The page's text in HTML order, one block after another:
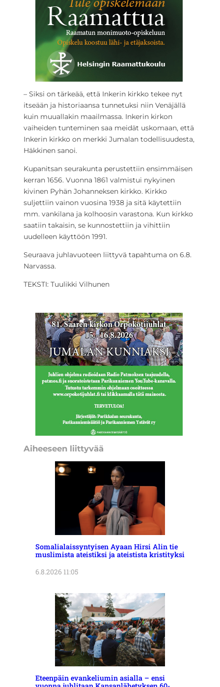
– Siksi on tärkeää, että Inkerin kirkko tekee nyt
itseään ja historiaansa tunnetuksi niin Venäjällä
kuin muuallakin maailmassa. Inkerin kirkon
vaiheiden tunteminen saa meidät uskomaan, että
Inkerin kirkko on merkki Jumalan todellisuudesta,
Häkkinen sanoi.
Kupanitsan seurakunta perustettiin ensimmäisen
kerran 1656. Vuonna 1861 valmistui nykyinen
kivinen Pyhän Johanneksen kirkko. Kirkko
suljettiin vainon vuosina 1938 ja sitä käytettiin
mm. vankilana ja kolhoosin varastona. Kun kirkko
saatiin takaisin, se kunnostettiin ja vihittiin
uudelleen käyttöön 1991.
Seuraava juhlavuoteen liittyvä tapahtuma on 6.8.
Narvassa.
TEKSTI: Tuulikki Vilhunen
Aiheeseen liittyvää
Somalialaissyntyisen Ayaan Hirsi Alin tie
muslimista ateistiksi ja ateistista kristityksi
6.8.2026 11:05
Eteenpäin evankeliumin asialla – ensi